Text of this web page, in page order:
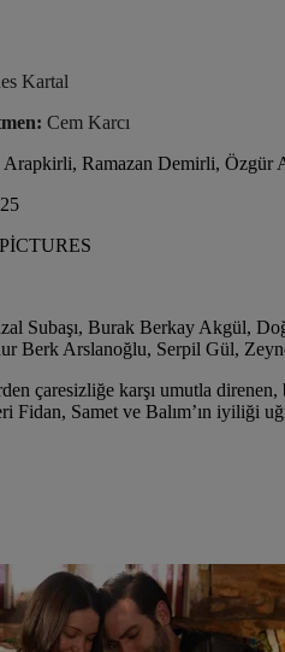
Kartal
Cem Karcı
Arapkirli, Ramazan Demirli, Özgür
Subaşı, Burak Berkay Akgül,
Berk Arslanoğlu, Serpil Gül,
çaresizliğe karşı umutla
Fidan, Samet ve Balım’ın iyiliği